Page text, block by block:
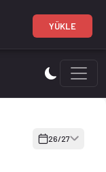
26/27
YÜKLE